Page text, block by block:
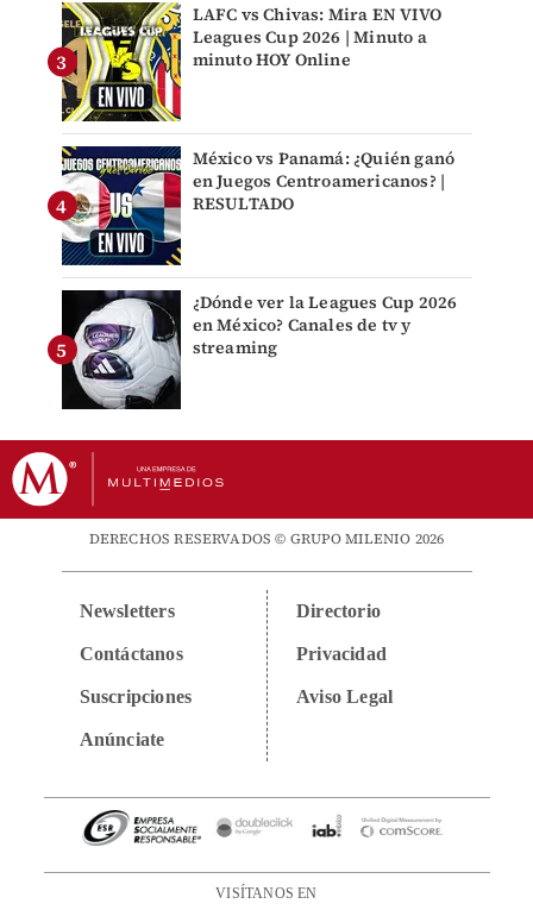
LAFC vs Chivas: Mira EN VIVO
Leagues Cup 2026 | Minuto a
minuto HOY Online
México vs Panamá: ¿Quién ganó
en Juegos Centroamericanos? |
RESULTADO
¿Dónde ver la Leagues Cup 2026
en México? Canales de tv y
streaming
DERECHOS RESERVADOS © GRUPO MILENIO 2026
Newsletters
Contáctanos
Suscripciones
Anúnciate
Directorio
Privacidad
Aviso Legal
VISÍTANOS EN